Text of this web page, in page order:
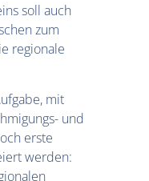
soll auch
zum
regionale
mit
und
erste
werden: